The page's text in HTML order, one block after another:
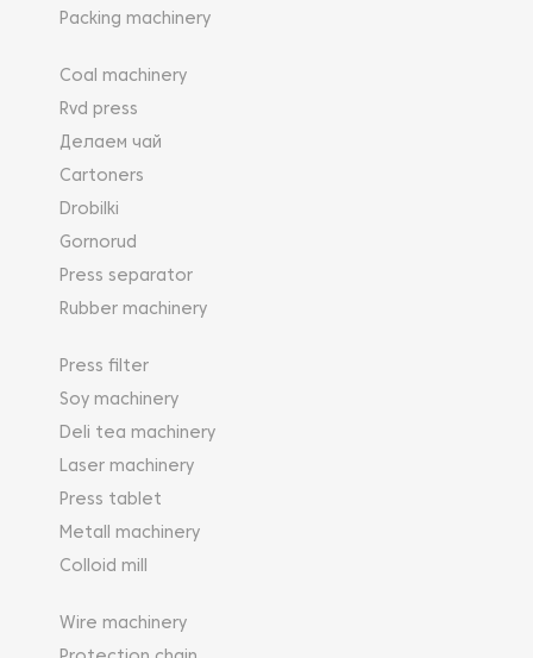
Packing machinery
Coal machinery
Rvd press
Делаем чай
Cartoners
Drobilki
Gornorud
Press separator
Rubber machinery
Press filter
Soy machinery
Deli tea machinery
Laser machinery
Press tablet
Metall machinery
Colloid mill
Wire machinery